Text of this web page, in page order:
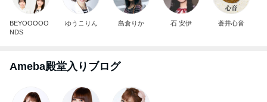
BEYOOOOO
NDS
ゆうこりん 島倉りか 石 安伊 蒼井心音
Ameba殿堂入りブログ